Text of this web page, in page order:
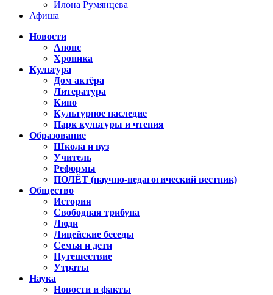
Илона Румянцева
Афиша
Новости
Анонс
Хроника
Культура
Дом актёра
Литература
Кино
Культурное наследие
Парк культуры и чтения
Образование
Школа и вуз
Учитель
Реформы
ПОЛЁТ (научно-педагогический вестник)
Общество
История
Свободная трибуна
Люди
Лицейские беседы
Семья и дети
Путешествие
Утраты
Наука
Новости и факты